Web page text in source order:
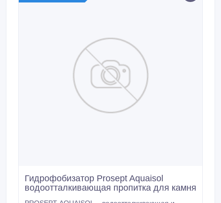
Гидрофобизатор Prosept Aquaisol
водоотталкивающая пропитка для камня